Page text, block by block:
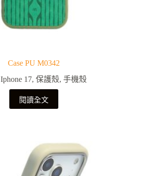
Case PU M0342
Iphone 17,保護殼,手機殼
閱讀全文